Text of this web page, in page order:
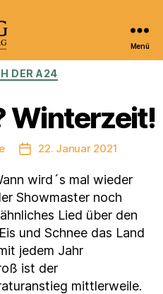
Menü
Kategorien
DER A24
Winterzeit!
Veröffentlichungsdatum
22. Januar 2021
wird´s mal wieder
Showmaster noch
Lied über den
und Schnee das Land
jedem Jahr
ist der
mittlerweile.